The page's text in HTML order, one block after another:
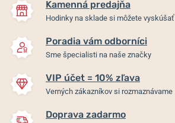
Do 2 dní
139 €
Kamenná predajňa
Hodinky na sklade si môžete vyskúšať
Poradia vám odborníci
Sme špecialisti na naše značky
VIP účet = 10% zľava
Verných zákazníkov si rozmaznávame
Doprava zadarmo